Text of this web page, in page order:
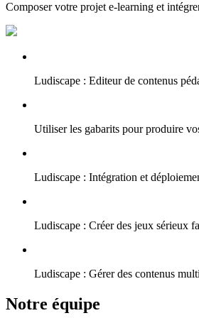
Composer votre projet e-learning et
Ludiscape : Editeur de contenus
Utiliser les gabarits pour produire
Ludiscape : Intégration et
Ludiscape : Créer des jeux sérieux
Ludiscape : Gérer des contenus
Notre équipe